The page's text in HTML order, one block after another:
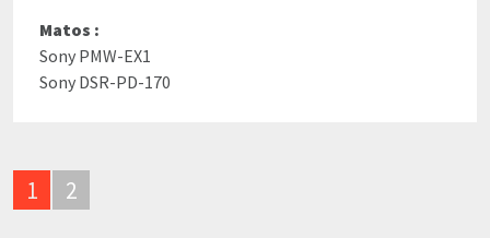
Matos :
Sony PMW-EX1
Sony DSR-PD-170
1 2